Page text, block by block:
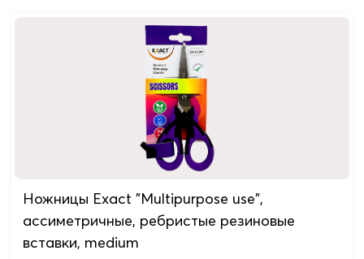
Ножницы Exact "Multipurpose use",
ассиметричные, ребристые резиновые
вставки, medium